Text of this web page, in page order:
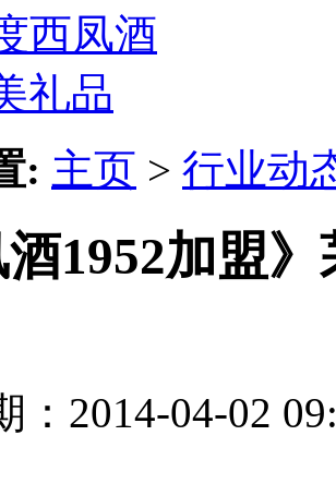
西凤酒
礼品
: 主页 > 行业动
酒1952加盟
：2014-04-02